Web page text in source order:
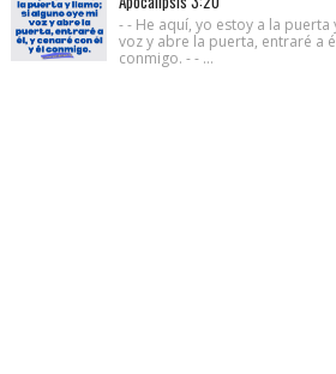
- - He aquí, yo estoy a la
voz y abre la puerta, entraré a
conmigo. - - ...